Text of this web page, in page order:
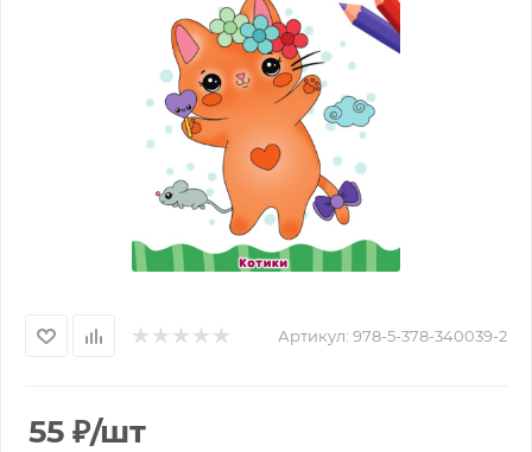
Артикул: 978-5-378-340039-2
55 ₽/шт